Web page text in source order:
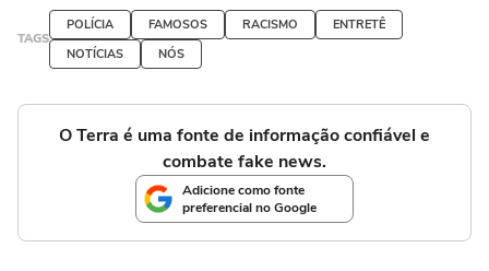
TAGS
POLÍCIA FAMOSOS RACISMO
ENTRETÊ
NOTÍCIAS
NÓS
O Terra é uma fonte de informação confiável e
combate fake news.
Adicione como fonte
preferencial no Google